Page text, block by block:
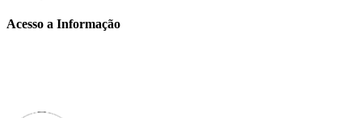
Acesso a Informação